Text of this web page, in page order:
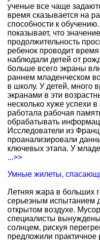
ученые все чаще
время сказывается на
способности к
показывает, что
продолжительность
ребенок проводит
наблюдали детей от
больше всего экраны
раннем младенческом
в школу. У детей, много
экранами в эти
несколько хуже успехи
работала рабочая
обрабатывать
Исследователи из
проанализировали
ключевых этапа. У
...>>
Умные жилеты,
Летняя жара в больших
серьезным испытанием
открытом воздухе.
специалисты
солнцем, рискуя
предложили